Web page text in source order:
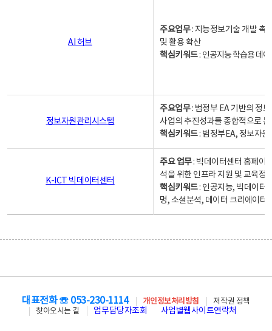
AI 허브
주요업무: 지능정보기술 개발 촉
및 활용 확산
핵심키워드: 인공지능 학습용 데
정보자원관리시스템
주요업무: 범정부 EA 기반의 정
사업의 추진성과를 종합적으로
핵심키워드: 범정부EA, 정보자
K-ICT 빅데이터센터
주요 업무: 빅데이터센터 홈페이
석을 위한 인프라 지원 및 교육정
핵심키워드: 인공지능, 빅데이터,
명, 소셜분석, 데이터 크리에이터
대표전화 ☏ 053-230-1114 개인정보처리방침
저작권 정책
찾아오시는 길
업무담당자조회 사업별웹사이트연락처